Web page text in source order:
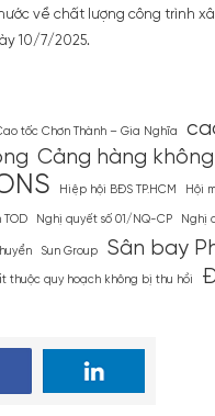
về chất lượng công trình
10/7/2025.
tốc Chơn Thành – Gia Nghĩa
Cảng hàng
Hiệp hội BĐS TP.HCM Hội
TOD Nghị quyết số 01/NQ-CP Nghị
Sun Group Sân bay
thuộc quy hoạch không bị thu hồi